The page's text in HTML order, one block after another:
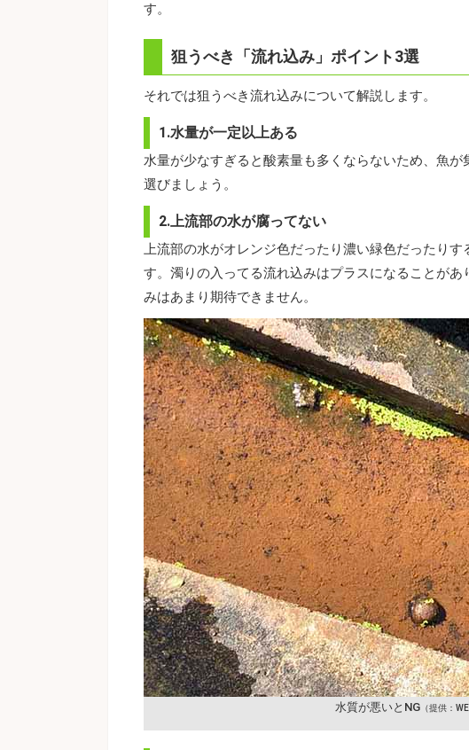
す。
狙うべき「流れ込み」ポイント3選
それでは狙うべき流れ込みについて解説します。
1.水量が一定以上ある
水量が少なすぎると酸素量も多くならないため、魚
選びましょう。
2.上流部の水が腐ってない
上流部の水がオレンジ色だったり濃い緑色だったり
す。濁りの入ってる流れ込みはプラスになることが
みはあまり期待できません。
水質が悪いとNG （提供：